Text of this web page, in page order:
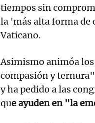
tiempos sin
la 'más alta forma de
Vaticano.
Asimismo animóa
compasión y ternura"
y ha pedido a las
que ayuden en "la